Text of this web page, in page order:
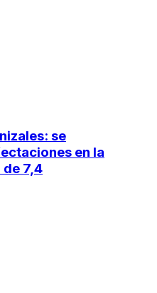
se
en la
7,4